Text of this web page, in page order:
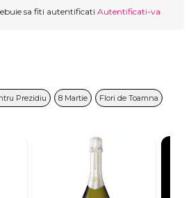
sa fiti autentificati Autentificati-va
Prezidiu 8 Martie Flori de Toamna